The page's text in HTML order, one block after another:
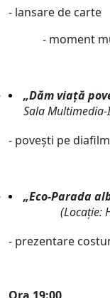
- lansare de carte
- moment
„Dăm viață
Sala
- povești pe diafilm
„Eco-Parada
(Locație:
- prezentare